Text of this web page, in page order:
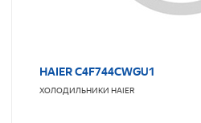
HAIER C4F744CWGU1
ХОЛОДИЛЬНИКИ HAIER